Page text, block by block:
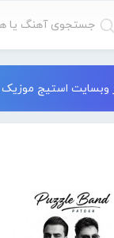
استیج موزیک 09379752202